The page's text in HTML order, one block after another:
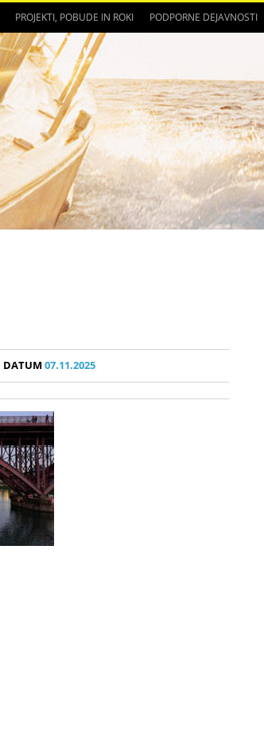
PROJEKTI, POBUDE IN ROKI PODPORNE DEJAVNOSTI
DATUM07.11.2025